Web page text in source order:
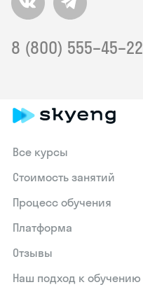
8 (800) 555–45–22
Все курсы
Стоимость занятий
Процесс обучения
Платформа
Отзывы
Наш подход к обучению